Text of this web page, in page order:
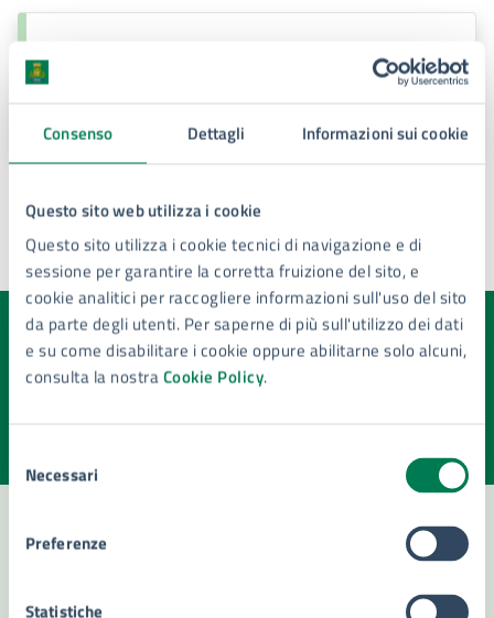
Consenso Dettagli Informazioni sui cookie
Questo sito web utilizza i cookie
Questo sito utilizza i cookie tecnici di navigazione e di
sessione per garantire la corretta fruizione del sito, e
cookie analitici per raccogliere informazioni sull'uso del sito
da parte degli utenti. Per saperne di più sull'utilizzo dei dati
e su come disabilitare i cookie oppure abilitarne solo alcuni,
consulta la nostraCookie Policy.
delNecessari
Preferenze
Statistiche
Servizio Vigilanza Urbanistica
Ultimo aggiornamento:15/07/2025, 16:01
Quanto sono chiare le informazioni su questa
pagina?